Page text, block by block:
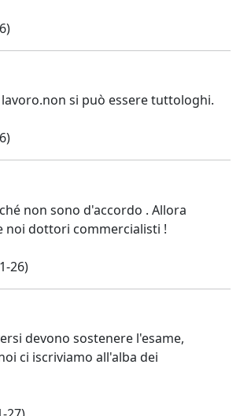
si può essere tuttologhi.
non sono d'accordo . Allora
noi dottori commercialisti !
26)
devono sostenere l'esame,
ci iscriviamo all'alba dei